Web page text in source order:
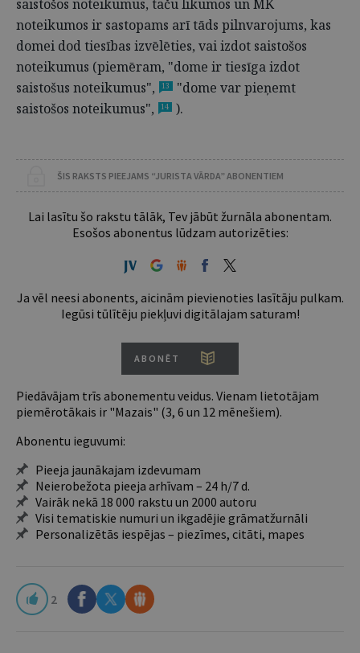
saistošos noteikumus, taču likumos un MK
noteikumos ir sastopams arī tāds pilnvarojums, kas
domei dod tiesības izvēlēties, vai izdot saistošos
noteikumus (piemēram, "dome ir tiesīga izdot
saistošus noteikumus",
13
"dome var pieņemt
saistošos noteikumus",
14 ).
ŠIS RAKSTS PIEEJAMS “JURISTA VĀRDA” ABONENTIEM
Lai lasītu šo rakstu tālāk, Tev jābūt žurnāla abonentam.
Esošos abonentus lūdzam autorizēties:
Ja vēl neesi abonents, aicinām pievienoties lasītāju pulkam.
Iegūsi tūlītēju piekļuvi digitālajam saturam!
ABONĒT
Piedāvājam trīs abonementu veidus. Vienam lietotājam
piemērotākais ir "Mazais" (3, 6 un 12 mēnešiem).
Abonentu ieguvumi:
Pieeja jaunākajam izdevumam
Neierobežota pieeja arhīvam – 24 h/7 d.
Vairāk nekā 18 000 rakstu un 2000 autoru
Visi tematiskie numuri un ikgadējie grāmatžurnāli
Personalizētās iespējas – piezīmes, citāti, mapes
2